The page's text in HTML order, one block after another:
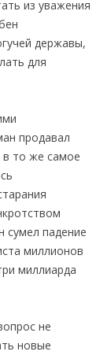
из уважения
державы,
для
продавал
в то же самое
сумел падение
миллионов
миллиарда
не
новые